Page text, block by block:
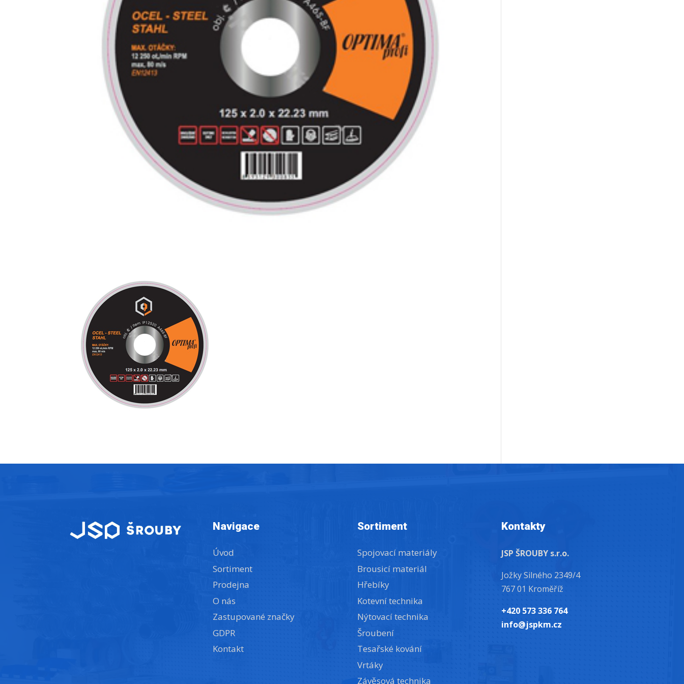
Navigace
Úvod
Sortiment
Prodejna
O nás
Zastupované značky
GDPR
Kontakt
Sortiment
Spojovací materiály
Brousicí materiál
Hřebíky
Kotevní technika
Nýtovací technika
Šroubení
Tesařské kování
Vrtáky
Závěsová technika
Kontakty
JSP ŠROUBY s.r.o.
Jožky Silného 2349/4
767 01 Kroměříž
+420 573 336 764
info@jspkm.cz